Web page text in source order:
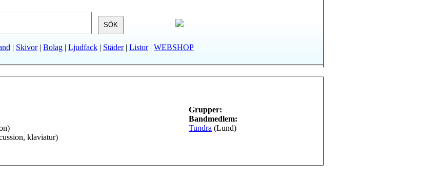
| Skivor| Bolag | Ljudfack | Städer| Listor| WEBSHOP
klaviatur)
Grupper:
Bandmedlem:
Tundra (Lund)